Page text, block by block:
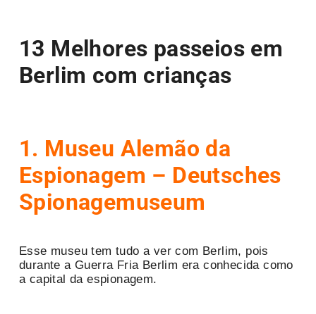
13 Melhores passeios em
Berlim com crianças
1. Museu Alemão da
Espionagem – Deutsches
Spionagemuseum
Esse museu tem tudo a ver com Berlim, pois
durante a Guerra Fria Berlim era conhecida como
a capital da espionagem.